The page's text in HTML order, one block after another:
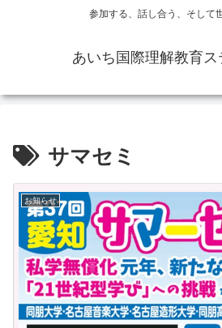
参加する、話し合う、そして
あいち国際理解教育ス
サマセミ
お知らせ